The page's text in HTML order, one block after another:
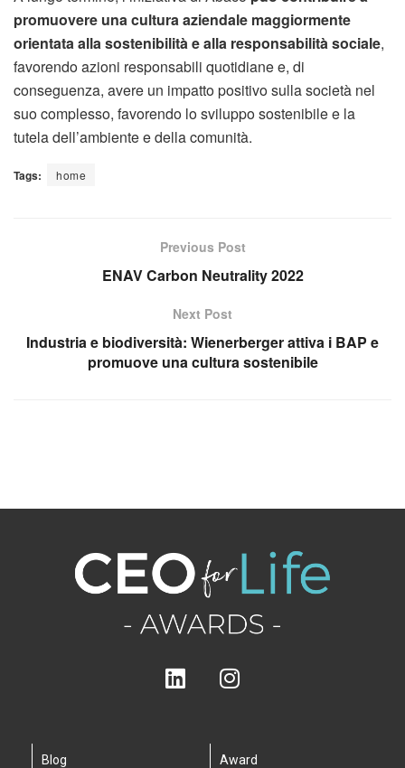
promuovere una cultura aziendale maggiormente
orientata alla sostenibilità e alla responsabilità sociale,
favorendo azioni responsabili quotidiane e, di
conseguenza, avere un impatto positivo sulla società nel
suo complesso, favorendo lo sviluppo sostenibile e la
tutela dell’ambiente e della comunità.
Tags: home
Previous Post
ENAV Carbon Neutrality 2022
Next Post
Industria e biodiversità: Wienerberger attiva i BAP e
promuove una cultura sostenibile
Blog Award